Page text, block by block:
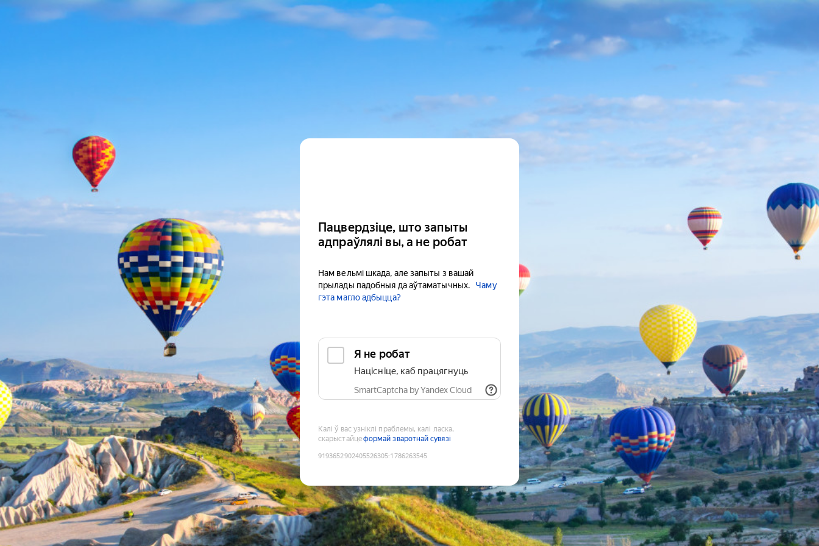
Пацвердзіце, што запыты
адпраўлялі вы, а не робат
Нам вельмі шкада, але запыты з вашай
прылады падобныя да аўтаматычных.
Чаму
гэта магло адбыцца?
Я не робат
Націсніце, каб працягнуць
SmartCaptcha by Yandex Cloud
Калі ў вас узніклі праблемы, калі ласка,
скарыстайцеформай зваротнай сувязі
9193652902405526305:1786263545